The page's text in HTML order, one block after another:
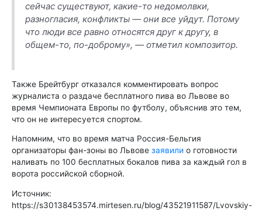
сейчас существуют, какие-то недомолвки,
разногласия, конфликты — они все уйдут. Потому
что люди все равно относятся друг к другу, в
общем-то, по-доброму», — отметил композитор.
Также Брейтбург отказался комментировать вопрос
журналиста о раздаче бесплатного пива во Львове во
время Чемпионата Европы по футболу, объяснив это тем,
что он не интересуется спортом.
Напомним, что во время матча Россия-Бельгия
организаторы фан-зоны во Львове заявили о готовности
наливать по 100 бесплатных бокалов пива за каждый гол в
ворота российской сборной.
Источник:
https://s30138453574.mirtesen.ru/blog/43521911587/Lvovskiy-